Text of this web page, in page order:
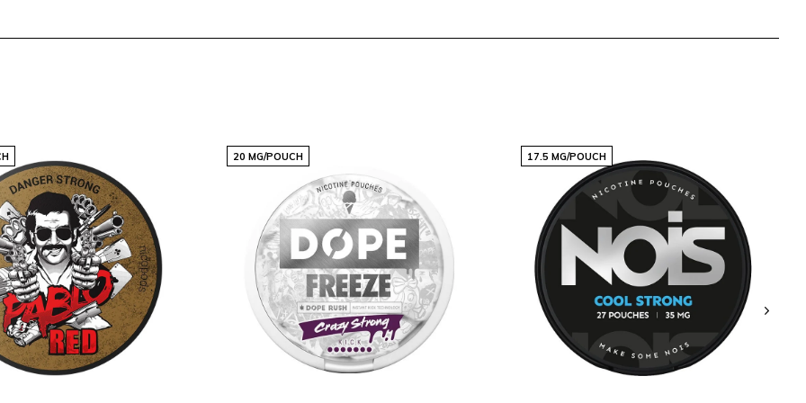
ceux qui apprécient les
mini, il est facile à
soyez un utilisateur
à vos attentes.
20 MG/POUCH 17.5 MG/POUCH